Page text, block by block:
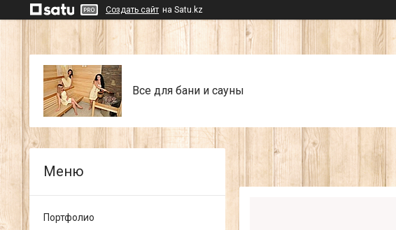
Создать сайт на Satu.kz
Все для бани и сауны
Портфолио